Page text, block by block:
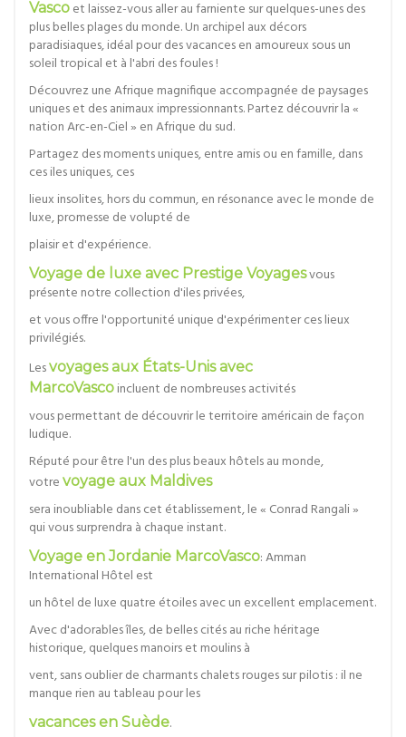
Vasco et laissez-vous aller au farniente sur quelques-unes des
plus belles plages du monde. Un archipel aux décors
paradisiaques, idéal pour des vacances en amoureux sous un
soleil tropical et à l'abri des foules !
Découvrez une Afrique magnifique accompagnée de paysages
uniques et des animaux impressionnants. Partez découvrir la «
nation Arc-en-Ciel » en Afrique du sud.
Partagez des moments uniques, entre amis ou en famille, dans
ces iles uniques, ces
lieux insolites, hors du commun, en résonance avec le monde de
luxe, promesse de volupté de
plaisir et d'expérience.
Voyage de luxe avec Prestige Voyagesvous
présente notre collection d'iles privées,
et vous offre l'opportunité unique d'expérimenter ces lieux
privilégiés.
Lesvoyages aux États-Unis avec
MarcoVasco incluent de nombreuses activités
vous permettant de découvrir le territoire américain de façon
ludique.
Réputé pour être l'un des plus beaux hôtels au monde,
votre voyage aux Maldives
sera inoubliable dans cet établissement, le « Conrad Rangali »
qui vous surprendra à chaque instant.
Voyage en Jordanie MarcoVasco: Amman
International Hôtel est
un hôtel de luxe quatre étoiles avec un excellent emplacement.
Avec d'adorables îles, de belles cités au riche héritage
historique, quelques manoirs et moulins à
vent, sans oublier de charmants chalets rouges sur pilotis : il ne
manque rien au tableau pour les
vacances en Suède.